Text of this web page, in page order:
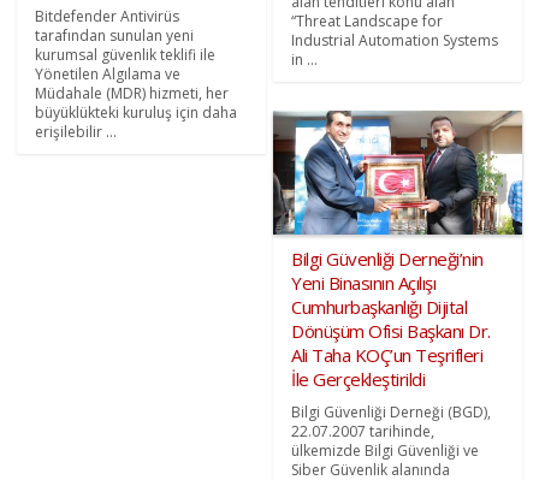
Bitdefender Antivirüs
tarafından sunulan yeni
kurumsal güvenlik teklifi ile
Yönetilen Algılama ve
Müdahale (MDR) hizmeti, her
büyüklükteki kuruluş için daha
erişilebilir ...
“Threat Landscape for
Industrial Automation Systems
in ...
Bilgi Güvenliği Derneği’nin
Yeni Binasının Açılışı
Cumhurbaşkanlığı Dijital
Dönüşüm Ofisi Başkanı Dr.
Ali Taha KOÇ’un Teşrifleri
İle Gerçekleştirildi
Bilgi Güvenliği Derneği (BGD),
22.07.2007 tarihinde,
ülkemizde Bilgi Güvenliği ve
Siber Güvenlik alanında